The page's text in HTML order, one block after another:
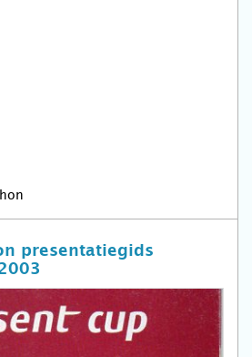
presentatiegids